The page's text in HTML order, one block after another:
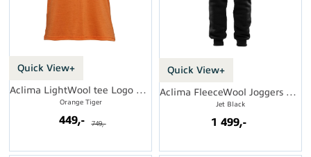
Quick View+
Aclima LightWool tee Logo W's
Orange Tiger
449,- 749,-
Quick View+
Aclima FleeceWool Joggers M's
Jet Black
1 499,-